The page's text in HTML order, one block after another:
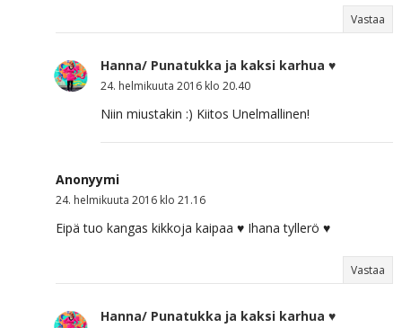
Vastaa
Hanna/ Punatukka ja kaksi karhua ♥
24. helmikuuta 2016 klo 20.40
Niin miustakin :) Kiitos Unelmallinen!
Anonyymi
24. helmikuuta 2016 klo 21.16
Eipä tuo kangas kikkoja kaipaa ♥ Ihana tyllerö ♥
Vastaa
Hanna/ Punatukka ja kaksi karhua ♥